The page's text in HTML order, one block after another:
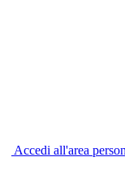
Accedi all'area